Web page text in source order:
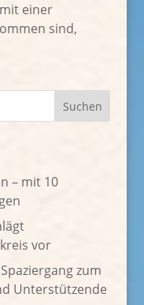
einer
sind,
– mit 10
vor
zum
Unterstützende